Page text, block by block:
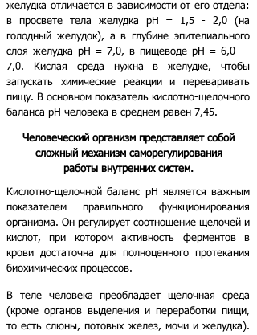
желудка отличается в зависимости от его отдела:
в просвете тела желудка pH = 1,5 - 2,0 (на
голодный желудок), а в глубине эпителиального
слоя желудка рН = 7,0, в пищеводе рН = 6,0 —
7,0.
Кислая среда нужна в желудке, чтобы
запускать химические реакции и переваривать
пищу. В основном показатель кислотно-щелочного
баланса pH человека в среднем равен 7,45.
Человеческий организм представляет собой
сложный механизм саморегулирования
работы внутренних систем.
Кислотно-щелочной баланс pH является важным
показателем правильного функционирования
организма. Он регулирует соотношение щелочей и
кислот, при котором активность ферментов в
крови достаточна для полноценного протекания
биохимических процессов.
В теле человека преобладает щелочная среда
(кроме органов выделения и переработки пищи,
то есть слюны, потовых желез, мочи и желудка).